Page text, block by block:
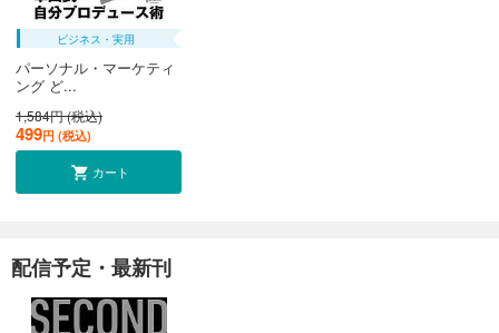
ビジネス・実用
パーソナル・マーケティ
ング ど...
1,584円 (税込)
499円 (税込)
カート
配信予定・最新刊